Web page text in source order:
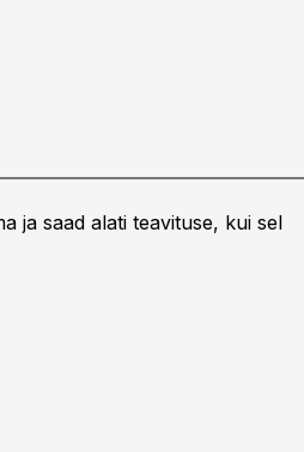
ja saad alati teavituse, kui sel